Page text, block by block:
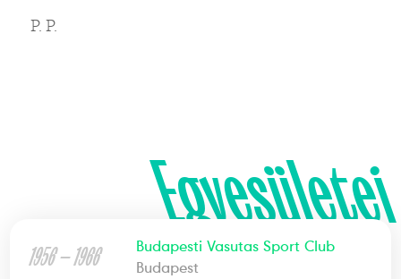
P. P.
Egyesületei
1956 — 1966
Budapesti Vasutas Sport Club
Budapest